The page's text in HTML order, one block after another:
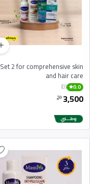
Set 2 for comprehensive skin
and hair care
0.0
(0)
3,500 دج